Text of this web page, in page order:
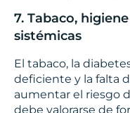
7. Tabaco,
sistémicas
El tabaco, la
deficiente y la falta
aumentar el riesgo
debe valorarse de